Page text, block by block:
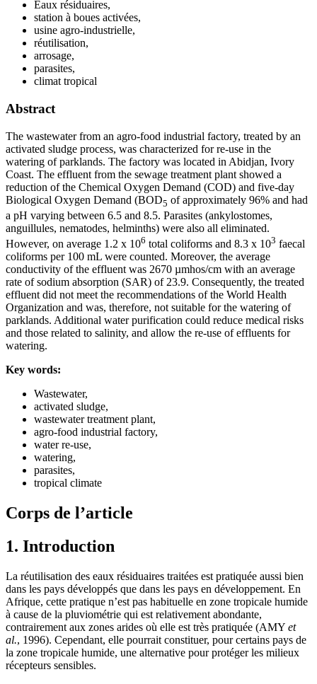
Eaux résiduaires,
station à boues activées,
usine agro-industrielle,
réutilisation,
arrosage,
parasites,
climat tropical
Abstract
The wastewater from an agro-food industrial factory, treated by an
activated sludge process, was characterized for re-use in the
watering of parklands. The factory was located in Abidjan, Ivory
Coast. The effluent from the sewage treatment plant showed a
reduction of the Chemical Oxygen Demand (COD) and five-day
Biological Oxygen Demand (BOD5 of approximately 96% and had
a pH varying between 6.5 and 8.5. Parasites (ankylostomes,
anguillules, nematodes, helminths) were also all eliminated.
However, on average 1.2 x 106 total coliforms and 8.3 x 103 faecal
coliforms per 100 mL were counted. Moreover, the average
conductivity of the effluent was 2670 µmhos/cm with an average
rate of sodium absorption (SAR) of 23.9. Consequently, the treated
effluent did not meet the recommendations of the World Health
Organization and was, therefore, not suitable for the watering of
parklands. Additional water purification could reduce medical risks
and those related to salinity, and allow the re-use of effluents for
watering.
Key words:
Wastewater,
activated sludge,
wastewater treatment plant,
agro-food industrial factory,
water re-use,
watering,
parasites,
tropical climate
Corps de l’article
1. Introduction
La réutilisation des eaux résiduaires traitées est pratiquée aussi bien
dans les pays développés que dans les pays en développement. En
Afrique, cette pratique n’est pas habituelle en zone tropicale humide
à cause de la pluviométrie qui est relativement abondante,
contrairement aux zones arides où elle est très pratiquée (AMY et
al., 1996). Cependant, elle pourrait constituer, pour certains pays de
la zone tropicale humide, une alternative pour protéger les milieux
récepteurs sensibles.